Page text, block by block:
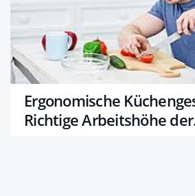
Ergonomische
Richtige Arbeitshöhe der